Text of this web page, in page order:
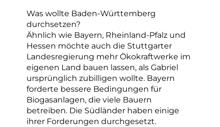
Was wollte Baden-Württemberg
durchsetzen?
Ähnlich wie Bayern, Rheinland-Pfalz und
Hessen möchte auch die Stuttgarter
Landesregierung mehr Ökokraftwerke im
eigenen Land bauen lassen, als Gabriel
ursprünglich zubilligen wollte. Bayern
forderte bessere Bedingungen für
Biogasanlagen, die viele Bauern
betreiben. Die Südländer haben einige
ihrer Forderungen durchgesetzt.